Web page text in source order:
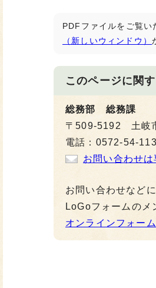
PDFファイルをご覧
（新しいウィンドウ）
このページに関
総務部 総務課
〒509-5192 土岐
電話：0572-54-
お問い合わせは
お問い合わせなど
LoGoフォームのメ
オンラインフォー